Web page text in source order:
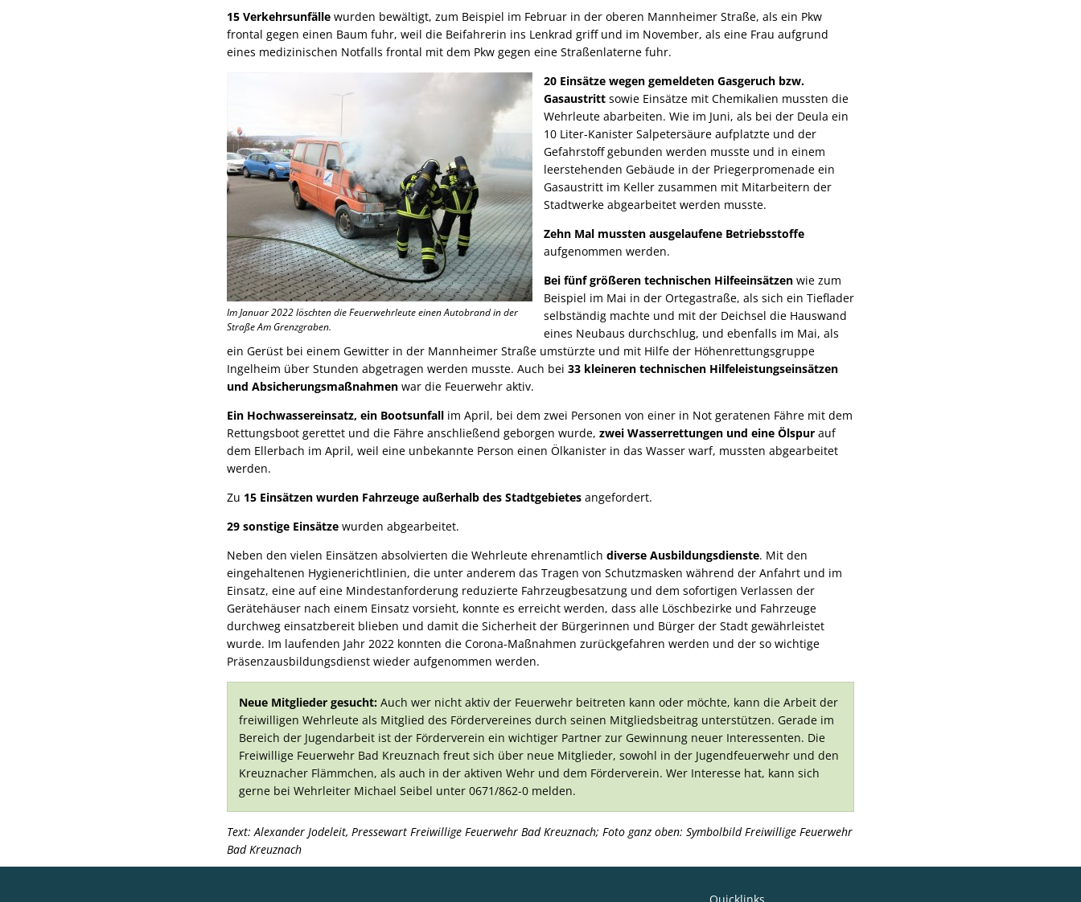
15 Verkehrsunfälle wurden bewältigt, zum Beispiel im Februar in der oberen Mannheimer Straße, als ein Pkw
frontal gegen einen Baum fuhr, weil die Beifahrerin ins Lenkrad griff und im November, als eine Frau aufgrund
eines medizinischen Notfalls frontal mit dem Pkw gegen eine Straßenlaterne fuhr.
Im Januar 2022 löschten die Feuerwehrleute einen Autobrand in der
Straße Am Grenzgraben.
20 Einsätze wegen gemeldeten Gasgeruch bzw.
Gasaustritt sowie Einsätze mit Chemikalien mussten die
Wehrleute abarbeiten. Wie im Juni, als bei der Deula ein
10 Liter-Kanister Salpetersäure aufplatzte und der
Gefahrstoff gebunden werden musste und in einem
leerstehenden Gebäude in der Priegerpromenade ein
Gasaustritt im Keller zusammen mit Mitarbeitern der
Stadtwerke abgearbeitet werden musste.
Zehn Mal mussten ausgelaufene Betriebsstoffe
aufgenommen werden.
Bei fünf größeren technischen Hilfeeinsätzen wie zum
Beispiel im Mai in der Ortegastraße, als sich ein Tieflader
selbständig machte und mit der Deichsel die Hauswand
eines Neubaus durchschlug, und ebenfalls im Mai, als
ein Gerüst bei einem Gewitter in der Mannheimer Straße umstürzte und mit Hilfe der Höhenrettungsgruppe
Ingelheim über Stunden abgetragen werden musste. Auch bei 33 kleineren technischen Hilfeleistungseinsätzen
und Absicherungsmaßnahmen war die Feuerwehr aktiv.
Ein Hochwassereinsatz, ein Bootsunfall im April, bei dem zwei Personen von einer in Not geratenen Fähre mit dem
Rettungsboot gerettet und die Fähre anschließend geborgen wurde, zwei Wasserrettungen und eine Ölspur auf
dem Ellerbach im April, weil eine unbekannte Person einen Ölkanister in das Wasser warf, mussten abgearbeitet
werden.
Zu 15 Einsätzen wurden Fahrzeuge außerhalb des Stadtgebietes angefordert.
29 sonstige Einsätze wurden abgearbeitet.
Neben den vielen Einsätzen absolvierten die Wehrleute ehrenamtlich diverse Ausbildungsdienste. Mit den
eingehaltenen Hygienerichtlinien, die unter anderem das Tragen von Schutzmasken während der Anfahrt und im
Einsatz, eine auf eine Mindestanforderung reduzierte Fahrzeugbesatzung und dem sofortigen Verlassen der
Gerätehäuser nach einem Einsatz vorsieht, konnte es erreicht werden, dass alle Löschbezirke und Fahrzeuge
durchweg einsatzbereit blieben und damit die Sicherheit der Bürgerinnen und Bürger der Stadt gewährleistet
wurde. Im laufenden Jahr 2022 konnten die Corona-Maßnahmen zurückgefahren werden und der so wichtige
Präsenzausbildungsdienst wieder aufgenommen werden.
Neue Mitglieder gesucht: Auch wer nicht aktiv der Feuerwehr beitreten kann oder möchte, kann die Arbeit der
freiwilligen Wehrleute als Mitglied des Fördervereines durch seinen Mitgliedsbeitrag unterstützen. Gerade im
Bereich der Jugendarbeit ist der Förderverein ein wichtiger Partner zur Gewinnung neuer Interessenten. Die
Freiwillige Feuerwehr Bad Kreuznach freut sich über neue Mitglieder, sowohl in der Jugendfeuerwehr und den
Kreuznacher Flämmchen, als auch in der aktiven Wehr und dem Förderverein. Wer Interesse hat, kann sich
gerne bei Wehrleiter Michael Seibel unter 0671/862-0 melden.
Text: Alexander Jodeleit, Pressewart Freiwillige Feuerwehr Bad Kreuznach; Foto ganz oben: Symbolbild Freiwillige Feuerwehr
Bad Kreuznach